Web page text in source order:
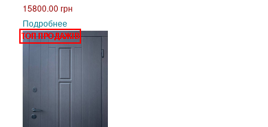
15800.00 грн
Подробнее